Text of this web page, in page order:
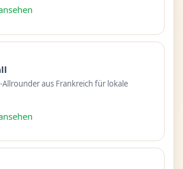
aus Frankreich für lokale